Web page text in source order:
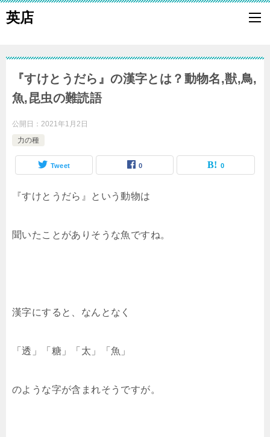
英店
『すけとうだら』の漢字とは？動物名,獣,鳥,
魚,昆虫の難読語
公開日： 2021年1月2日
力の種
Tweet 0 0
『すけとうだら』という動物は
聞いたことがありそうな魚ですね。
漢字にすると、なんとなく
「透」「糖」「太」「魚」
のような字が含まれそうですが。